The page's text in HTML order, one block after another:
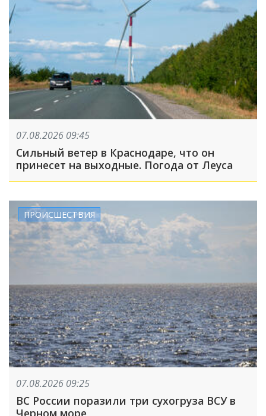
07.08.2026 09:45
Сильный ветер в Краснодаре, что он
принесет на выходные. Погода от Леуса
ПРОИСШЕСТВИЯ
07.08.2026 09:25
ВС России поразили три сухогруза ВСУ в
Черном море